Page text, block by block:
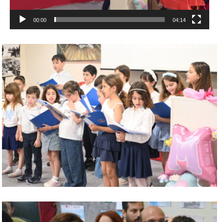
00:00 04:14